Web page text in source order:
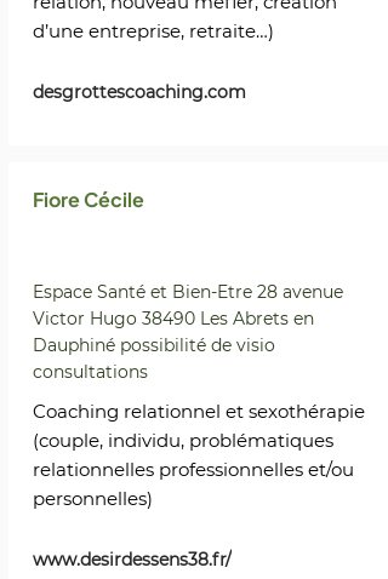
d’une entreprise, retraite…)
desgrottescoaching.com
Fiore Cécile
Espace Santé et Bien-Etre 28 avenue
Victor Hugo 38490 Les Abrets en
Dauphiné possibilité de visio
consultations
Coaching relationnel et sexothérapie
(couple, individu, problématiques
relationnelles professionnelles et/ou
personnelles)
www.desirdessens38.fr/